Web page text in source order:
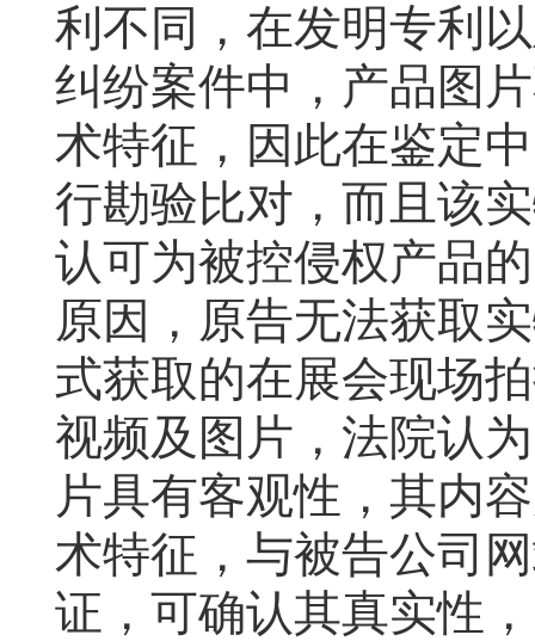
利不同，在发明专利
纠纷案件中，产品图
术特征，因此在鉴定
行勘验比对，而且该
认可为被控侵权产品
原因，原告无法获取
式获取的在展会现场
视频及图片，法院认
片具有客观性，其内
术特征，与被告公司
证，可确认其真实性